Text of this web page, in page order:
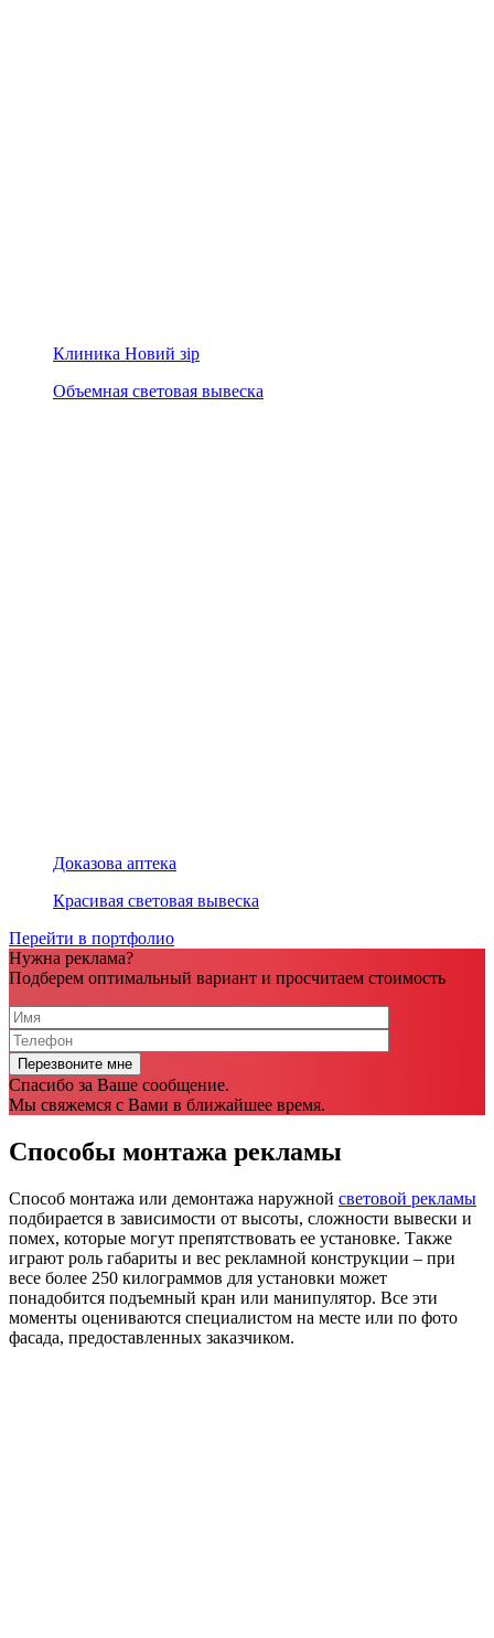
Клиника Новий зір
Объемная световая вывеска
Доказова аптека
Красивая световая вывеска
Перейти в портфолио
Нужна реклама?
Подберем оптимальный вариант и просчитаем стоимость
Спасибо за Ваше сообщение.
Мы свяжемся с Вами в ближайшее время.
Способы монтажа рекламы
Способ монтажа или демонтажа наружной световой рекламы
подбирается в зависимости от высоты, сложности вывески и
помех, которые могут препятствовать ее установке. Также
играют роль габариты и вес рекламной конструкции – при
весе более 250 килограммов для установки может
понадобится подъемный кран или манипулятор. Все эти
моменты оцениваются специалистом на месте или по фото
фасада, предоставленных заказчиком.